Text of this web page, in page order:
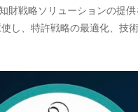
戦略ソリューションの提供
し、特許戦略の最適化、技